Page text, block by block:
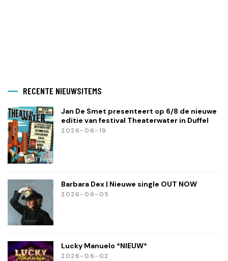
RECENTE NIEUWSITEMS
Jan De Smet presenteert op 6/8 de nieuwe
editie van festival Theaterwater in Duffel
2026-06-19
Barbara Dex | Nieuwe single OUT NOW
2026-06-05
Lucky Manuelo *NIEUW*
2026-06-02